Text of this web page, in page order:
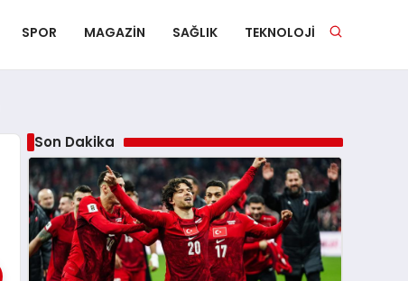
SPOR MAGAZIN SAĞLIK TEKNOLOJI
Son Dakika